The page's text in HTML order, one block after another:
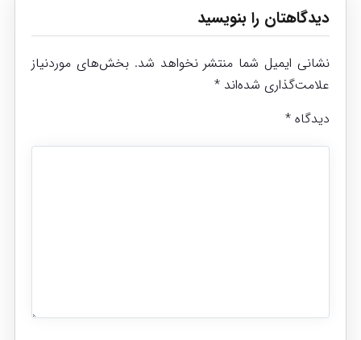
دیدگاهتان را بنویسید
نشانی ایمیل شما منتشر نخواهد شد. بخش‌های موردنیاز
علامت‌گذاری شده‌اند *
دیدگاه *